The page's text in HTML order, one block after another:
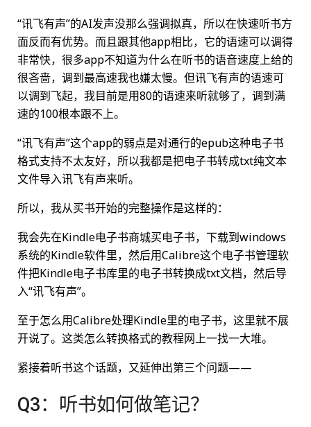
“讯飞有声”的AI发声没那么强调拟真，所以在快速听书方
面反而有优势。而且跟其他app相比，它的语速可以调得
非常快，很多app不知道为什么在听书的语音速度上给的
很吝啬，调到最高速我也嫌太慢。但讯飞有声的语速可
以调到飞起，我目前是用80的语速来听就够了，调到满
速的100根本跟不上。
“讯飞有声”这个app的弱点是对通行的epub这种电子书
格式支持不太友好，所以我都是把电子书转成txt纯文本
文件导入讯飞有声来听。
所以，我从买书开始的完整操作是这样的：
我会先在Kindle电子书商城买电子书，下载到windows
系统的Kindle软件里，然后用Calibre这个电子书管理软
件把Kindle电子书库里的电子书转换成txt文档，然后导
入“讯飞有声”。
至于怎么用Calibre处理Kindle里的电子书，这里就不展
开说了。这类怎么转换格式的教程网上一找一大堆。
紧接着听书这个话题，又延伸出第三个问题——
Q3：听书如何做笔记？